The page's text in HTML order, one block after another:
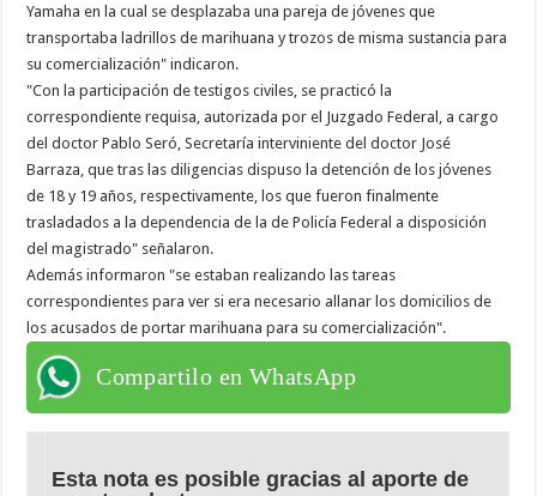
Yamaha en la cual se desplazaba una pareja de jóvenes que
transportaba ladrillos de marihuana y trozos de misma sustancia para
su comercialización" indicaron.
"Con la participación de testigos civiles, se practicó la
correspondiente requisa, autorizada por el Juzgado Federal, a cargo
del doctor Pablo Seró, Secretaría interviniente del doctor José
Barraza, que tras las diligencias dispuso la detención de los jóvenes
de 18 y 19 años, respectivamente, los que fueron finalmente
trasladados a la dependencia de la de Policía Federal a disposición
del magistrado" señalaron.
Además informaron "se estaban realizando las tareas
correspondientes para ver si era necesario allanar los domicilios de
los acusados de portar marihuana para su comercialización".
Compartilo en WhatsApp
Esta nota es posible gracias al aporte de